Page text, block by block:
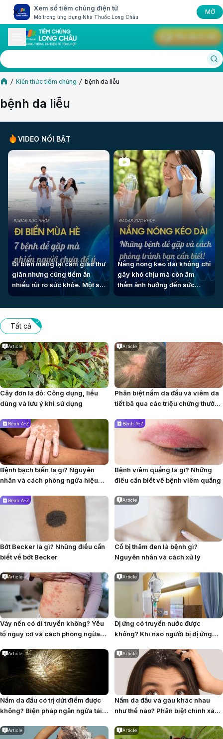
Xem sổ tiêm chủng điện tử
Mở trong ứng dụng Nhà Thuốc Long Châu
MỞ
Kiến thức tiêm chủng bệnh da liễu
bệnh da liễu
Tất cả
Article
Cây đơn lá đỏ: Công dụng, liều
dùng và lưu ý khi sử dụng
Article
Phân biệt nấm da đầu và viêm da
tiết bã qua các triệu chứng thường
Bệnh A-Z
Bệnh bạch biến là gì? Nguyên
nhân và cách phòng ngừa hiệu
Bệnh A-Z
Bệnh viêm quầng là gì? Những
điều cần biết về bệnh viêm quầng
Bệnh A-Z
Bớt Becker là gì? Những điều cần
biết về bớt Becker
Article
Cổ bị thâm đen là bệnh gì?
Nguyên nhân và cách xử lý
Article
Vảy nến có di truyền không? Yếu
tố nguy cơ và cách phòng ngừa
Article
Dị ứng có truyền nước được
không? Khi nào người bị dị ứng
Article
Nấm da đầu có trị dứt điểm được
không? Biện pháp ngăn ngừa tái
Article
Nấm da đầu và gàu khác nhau
như thế nào? Phân biệt chính xác
Article Article
VIDEO NỔI BẬT
Đi biển mang lại cảm giác thư
giãn nhưng cũng tiềm ẩn
nhiều rủi ro sức khỏe. Một số
bệnh thường gặp có thể xuất
chuẩn bị kỹ trước chuyến đi.
Nắng nóng kéo dài không chỉ
gây khó chịu mà còn âm
thầm ảnh hưởng đến sức
khỏe mỗi ngày. Một số bệnh